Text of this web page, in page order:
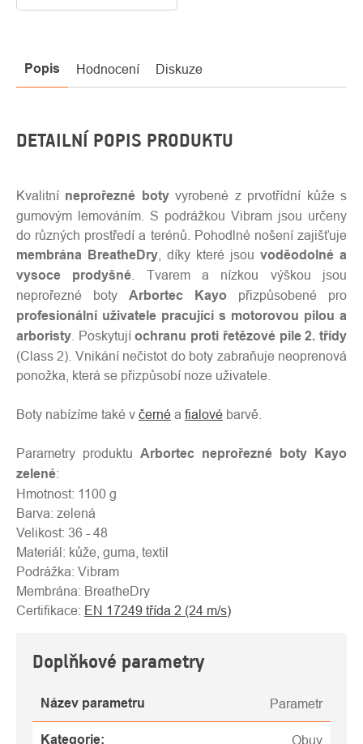
Popis Hodnocení Diskuze
DETAILNÍ POPIS PRODUKTU
Kvalitní neprořezné botyvyrobené z prvotřídní kůže s
gumovým lemováním. S podrážkou Vibram jsou určeny
do různých prostředí a terénů. Pohodlné nošení zajišťuje
membrána BreatheDry , díky které jsou voděodolné a
vysoce prodyšné . Tvarem a nízkou výškou jsou
neprořezné boty Arbortec Kayo přizpůsobené pro
profesionální uživatele pracující s motorovou pilou a
arboristy . Poskytujíochranu proti řetězové pile 2. třídy
(Class 2). Vnikání nečistot do boty zabraňuje neoprenová
ponožka, která se přizpůsobí noze uživatele.
Boty nabízíme také v černé a fialové barvě.
Parametry produktu Arbortec neprořezné boty Kayo
zelené:
Hmotnost: 1100 g
Barva: zelená
Velikost: 36 - 48
Materiál: kůže, guma, textil
Podrážka: Vibram
Membrána: BreatheDry
Certifikace: EN 17249 třída 2 (24 m/s)
Doplňkové parametry
Název parametru Parametr
Kategorie: Obuv